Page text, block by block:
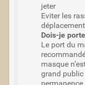
jeter
Eviter les
Dois-je
Le port du
masque
grand public
permanence